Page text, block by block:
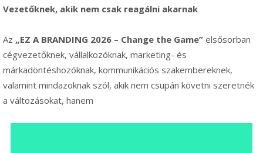
Vezetőknek, akik nem csak reagálni akarnak
Az „EZ A BRANDING 2026 – Change the Game” elsősorban
cégvezetőknek, vállalkozóknak, marketing- és
márkadöntéshozóknak, kommunikációs szakembereknek,
valamint mindazoknak szól, akik nem csupán követni szeretnék
a változásokat, hanem